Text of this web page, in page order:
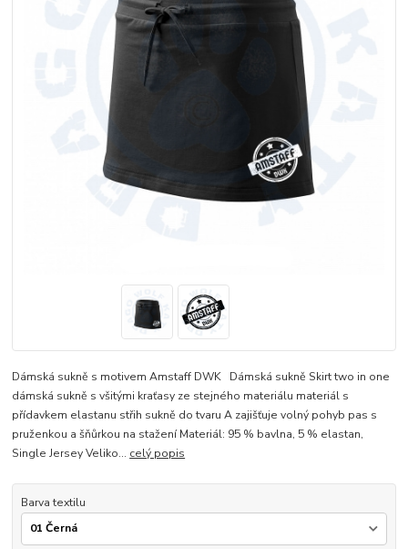
Dámská sukně s motivem Amstaff DWK Dámská sukně Skirt two in one
dámská sukně s všitými kraťasy ze stejného materiálu materiál s
přídavkem elastanu střih sukně do tvaru A zajišťuje volný pohyb pas s
pruženkou a šňůrkou na stažení Materiál: 95 % bavlna, 5 % elastan,
Single Jersey Veliko... celý popis
Barva textilu